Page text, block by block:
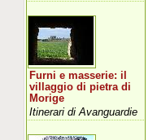
Furni e masserie: il
villaggio di pietra di
Morige
Itinerari di Avanguardie